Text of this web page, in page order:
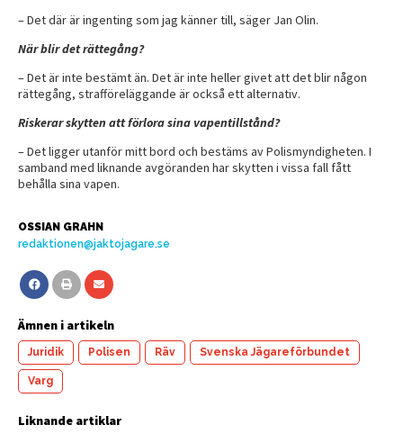
– Det där är ingenting som jag känner till, säger Jan Olin.
När blir det rättegång?
– Det är inte bestämt än. Det är inte heller givet att det blir någon
rättegång, strafföreläggande är också ett alternativ.
Riskerar skytten att förlora sina vapentillstånd?
– Det ligger utanför mitt bord och bestäms av Polismyndigheten. I
samband med liknande avgöranden har skytten i vissa fall fått
behålla sina vapen.
OSSIAN GRAHN
redaktionen@jaktojagare.se
Ämnen i artikeln
Juridik Polisen Räv Svenska Jägareförbundet
Varg
Liknande artiklar